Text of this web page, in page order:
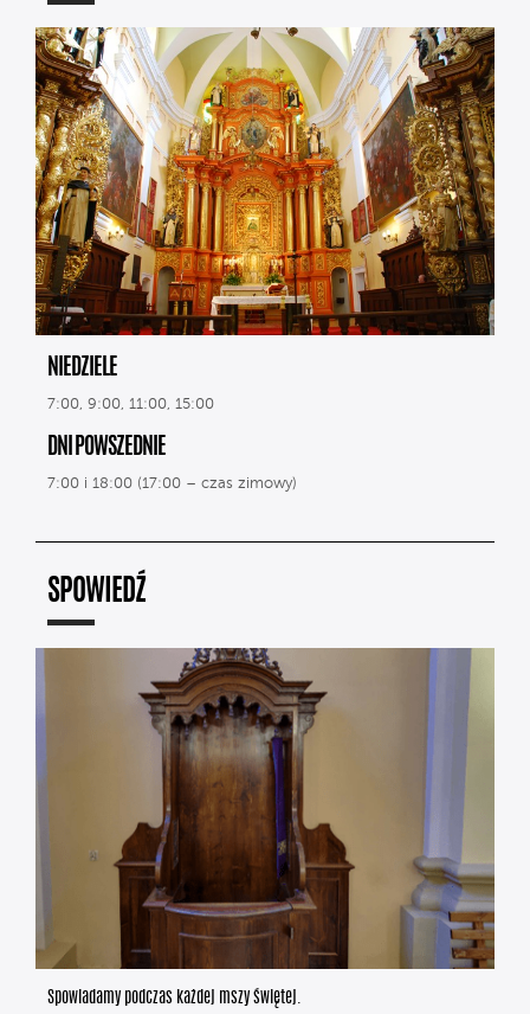
NIEDZIELE
7:00, 9:00, 11:00, 15:00
DNI POWSZEDNIE
7:00 i 18:00 (17:00 – czas zimowy)
SPOWIEDŹ
Spowiadamy podczas każdej mszy świętej.